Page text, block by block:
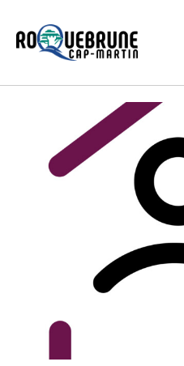
Aller à la recherche